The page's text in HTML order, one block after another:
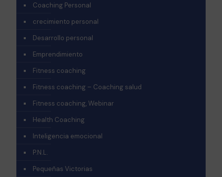
Coaching Personal
crecimiento personal
Desarrollo personal
Emprendimiento
Fitness coaching
Fitness coaching – Coaching salud
Fitness coaching, Webinar
Health Coaching
Inteligencia emocional
P.N.L.
Pequeñas Victorias